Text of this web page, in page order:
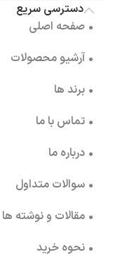
دسترسی سریع
• صفحه اصلی
• آرشیو محصولات
• برند ها
• تماس با ما
• درباره ما
• سوالات متداول
• مقالات و نوشته ها
• نحوه خرید